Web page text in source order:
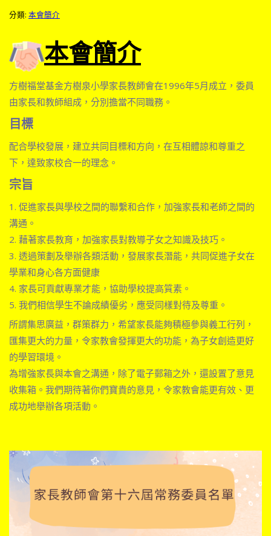
分類: 本會簡介
本會簡介
方樹福堂基金方樹泉小學家長教師會在1996年5月成立，委員
由家長和教師組成，分別擔當不同職務。
目標
配合學校發展，建立共同目標和方向，在互相體諒和尊重之
下，達致家校合一的理念。
宗旨
1. 促進家長與學校之間的聯繫和合作，加強家長和老師之間的
溝通。
2. 藉著家長教育，加強家長對教導子女之知識及技巧。
3. 透過策劃及舉辦各類活動，發展家長潛能，共同促進子女在
學業和身心各方面健康
4. 家長可貢獻專業才能，協助學校提高質素。
5. 我們相信學生不論成績優劣，應受同樣對待及尊重。
所謂集思廣益，群策群力，希望家長能夠積極參與義工行列，
匯集更大的力量，令家教會發揮更大的功能，為子女創造更好
的學習環境。
為增強家長與本會之溝通，除了電子郵箱之外，還設置了意見
收集箱。我們期待著你們寶貴的意見，令家教會能更有效、更
成功地舉辦各項活動 。